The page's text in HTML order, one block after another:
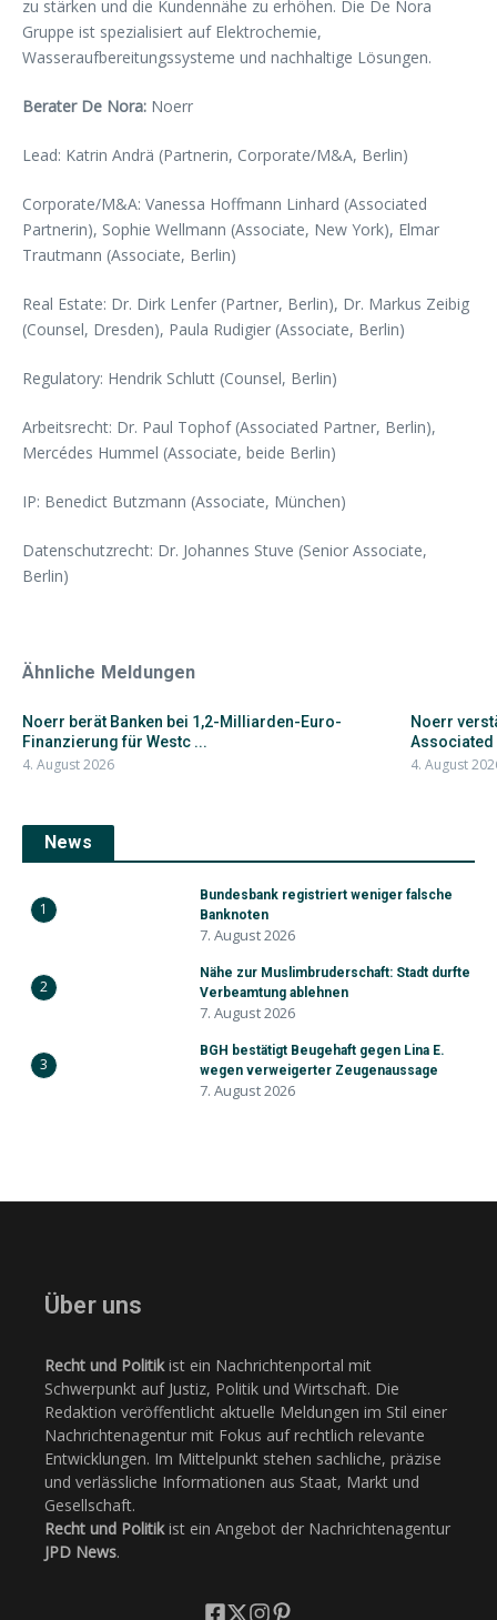
zu stärken und die Kundennähe zu erhöhen. Die De Nora
Gruppe ist spezialisiert auf Elektrochemie,
Wasseraufbereitungssysteme und nachhaltige Lösungen.
Berater De Nora: Noerr
Lead: Katrin Andrä (Partnerin, Corporate/M&A, Berlin)
Corporate/M&A: Vanessa Hoffmann Linhard (Associated
Partnerin), Sophie Wellmann (Associate, New York), Elmar
Trautmann (Associate, Berlin)
Real Estate: Dr. Dirk Lenfer (Partner, Berlin), Dr. Markus Zeibig
(Counsel, Dresden), Paula Rudigier (Associate, Berlin)
Regulatory: Hendrik Schlutt (Counsel, Berlin)
Arbeitsrecht: Dr. Paul Tophof (Associated Partner, Berlin),
Mercédes Hummel (Associate, beide Berlin)
IP: Benedict Butzmann (Associate, München)
Datenschutzrecht: Dr. Johannes Stuve (Senior Associate,
Berlin)
Ähnliche Meldungen
Noerr berät Banken bei 1,2-Milliarden-Euro-
Finanzierung für Westc ...
4. August 2026
Noerr
Associated
4. August
News
1
Bundesbank registriert weniger falsche
Banknoten
7. August 2026
2
Nähe zur Muslimbruderschaft: Stadt durfte
Verbeamtung ablehnen
7. August 2026
3
BGH bestätigt Beugehaft gegen Lina E.
wegen verweigerter Zeugenaussage
7. August 2026
Über uns
Recht und Politikist ein Nachrichtenportal mit
Schwerpunkt auf Justiz, Politik und Wirtschaft. Die
Redaktion veröffentlicht aktuelle Meldungen im Stil einer
Nachrichtenagentur mit Fokus auf rechtlich relevante
Entwicklungen. Im Mittelpunkt stehen sachliche, präzise
und verlässliche Informationen aus Staat, Markt und
Gesellschaft.
Recht und Politikist ein Angebot der Nachrichtenagentur
JPD News.